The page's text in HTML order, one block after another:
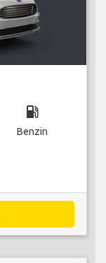
local_gas_station
Benzin